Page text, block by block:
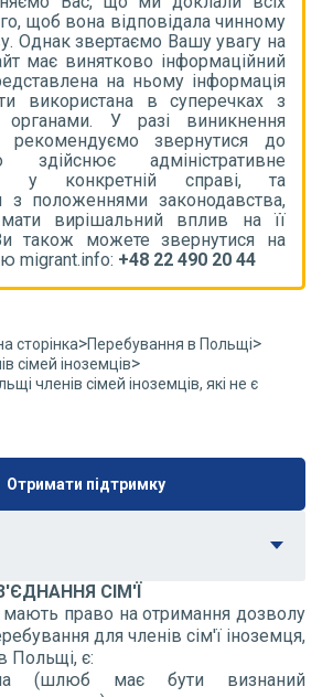
щоб вона відповідала чинному
Однак звертаємо Вашу увагу на
має винятково інформаційний
на ньому інформація
використана в суперечках з
У разі виникнення
рекомендуємо звернутися до
адміністративне
у конкретній справі, та
з положеннями законодавства,
вирішальний вплив на її
також можете звернутися на
migrant.info: +48 22 490 20 44
сторінка>Перебування в Польщі>
сімей іноземців>
членів сімей іноземців, які не є
Отримати підтримку
СІМ'Ї
мають право на отримання дозволу
для членів сім'ї іноземця,
Польщі, є:
(шлюб має бути визнаний